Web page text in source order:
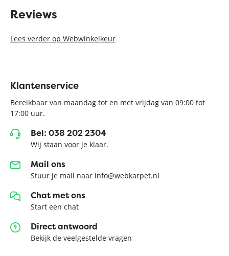
Reviews
Lees verder op Webwinkelkeur
Klantenservice
Bereikbaar van maandag tot en met vrijdag van 09:00 tot
17:00 uur.
Bel: 038 202 2304
Wij staan voor je klaar.
Mail ons
Stuur je mail naar info@webkarpet.nl
Chat met ons
Start een chat
Direct antwoord
Bekijk de veelgestelde vragen